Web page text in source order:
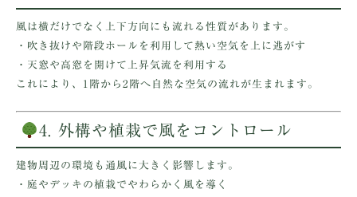
風は横だけでなく 上下方向にも流れる 性質があります。
・吹き抜けや階段ホールを利用して 熱い空気を上に逃がす
・天窓や高窓を開けて
上昇気流を利用する
これにより、1階から2階へ自然な空気の流れが生まれます。
4. 外構や植栽で風をコントロール
建物周辺の環境も通風に大きく影響します。
・庭やデッキの植栽で やわらかく風を導く